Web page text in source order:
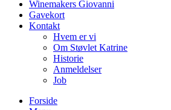
Winemakers Giovanni
Gavekort
Kontakt
Hvem er vi
Om Støvlet Katrine
Historie
Anmeldelser
Job
Forside